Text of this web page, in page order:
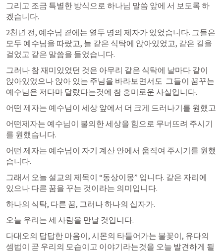
그리고 조금 특별한 방식으로 하나님 말씀 앞에 서 보도록 하
겠습니다.
2천년 전, 예수님 곁에는 열두 명의 제자가 있었습니다. 그들은
모두 예수님을 따랐고, 늘 같은 식탁에 앉아있었고, 같은 길을
걸었고 같은 말씀을 들었습니다.
그러나 참 재미있었던 것은 아무리 같은 식탁에 날마다 같이
앉아있었으나 앉아 있는 주님을 바라보면서도  그들이 꿈꾸는
예수님은 저다마 달랐다는것에 참 흥미로운 사실입니다.
어떤 제자는 예수님이 세상 앞에서 더 크게 드러나기를 원했고
어떤제자는 예수님이 불의한 세상을 힘으로 무너뜨려 주시기
를 원했습니다.
어떤 제자는 예수님이 자기 계산 안에서 움직여 주시기를 원했
습니다.
그래서 오늘 설교의 제목이 “동상이몽” 입니다. 같은 자리에
있으나 다른 꿈을 꾸는 것이라는 의미입니다.
하나의 식탁, 다른 꿈, 그러나 하나의 십자가.
오늘 우리는 세 사람을 만날 것입니다.
다대오의 답답한 마음이, 시몬의 타들어가는 불꽃이, 유다의
셈법이 곧 우리의 모습이고 이야기라는것을 오늘 발견하게 될